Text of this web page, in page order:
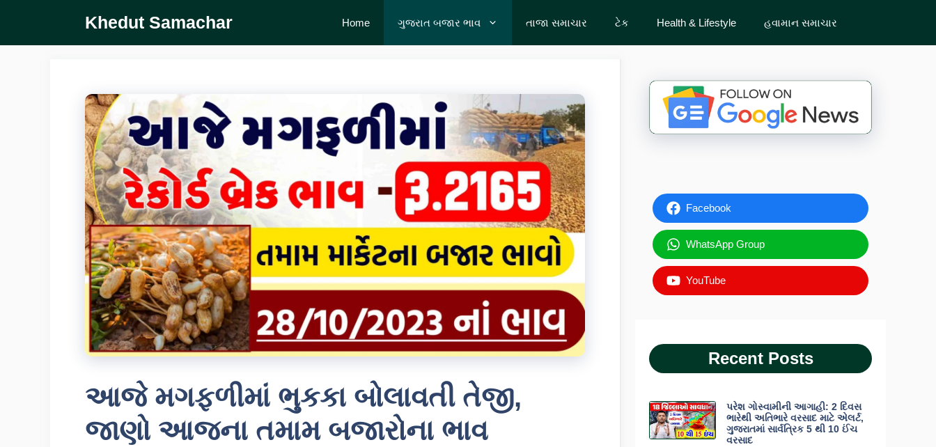
content
Khedut Samachar Home ગુજરાત બજાર ભાવ તાજા સમાચાર ટેક Health & Lifestyle હવામાન સમાચાર
આજે મગફળીમાં ભુકકા બોલાવતી તેજી,
જાણો આજના તમામ બજારોના ભાવ
Facebook
WhatsApp Group
YouTube
Recent Posts
પરેશ ગોસ્વામીની આગાહી: 2 દિવસ
ભારેથી અતિભારે વરસાદ માટે એલર્ટ,
ગુજરાતમાં સાર્વત્રિક 5 થી 10 ઈંચ
વરસાદ